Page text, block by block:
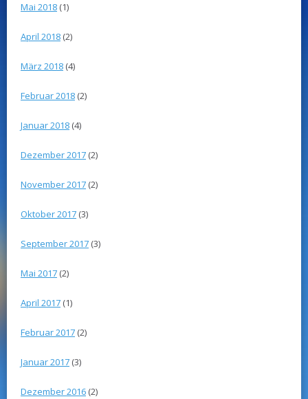
Mai 2018 (1)
April 2018 (2)
März 2018 (4)
Februar 2018 (2)
Januar 2018 (4)
Dezember 2017 (2)
November 2017 (2)
Oktober 2017 (3)
September 2017 (3)
Mai 2017 (2)
April 2017 (1)
Februar 2017 (2)
Januar 2017 (3)
Dezember 2016 (2)